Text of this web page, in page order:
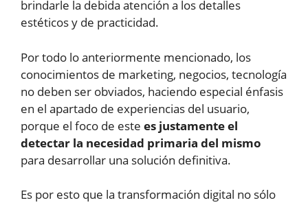
brindarle la debida atención a los detalles
estéticos y de practicidad.
Por todo lo anteriormente mencionado, los
conocimientos de marketing, negocios, tecnología
no deben ser obviados, haciendo especial énfasis
en el apartado de experiencias del usuario,
porque el foco de este es justamente el
detectar la necesidad primaria del mismo
para desarrollar una solución definitiva.
Es por esto que la transformación digital no sólo